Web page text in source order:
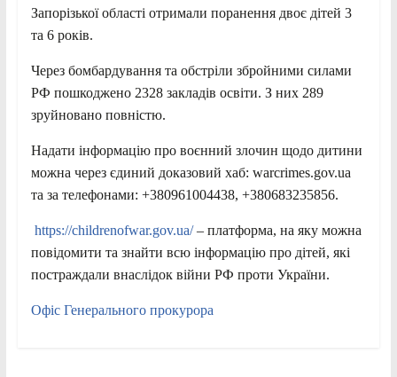
Запорізької області отримали поранення двоє дітей 3
та 6 років.
Через бомбардування та обстріли збройними силами
РФ пошкоджено 2328 закладів освіти. З них 289
зруйновано повністю.
Надати інформацію про воєнний злочин щодо дитини
можна через єдиний доказовий хаб: warcrimes.gov.ua
та за телефонами: +380961004438, +380683235856.
https://childrenofwar.gov.ua/– платформа, на яку можна
повідомити та знайти всю інформацію про дітей, які
постраждали внаслідок війни РФ проти України.
Офіс Генерального прокурора